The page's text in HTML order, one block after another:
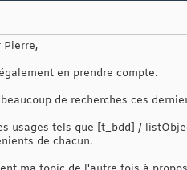
Pierre,
en prendre compte.
de recherches ces
usages tels que [t_bdd] /
de chacun.